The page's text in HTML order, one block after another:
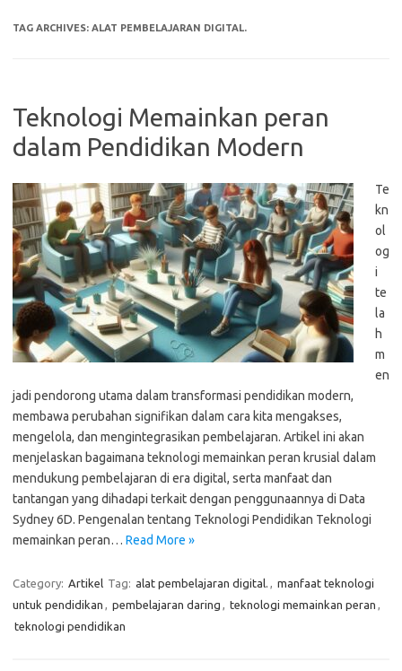
TAG ARCHIVES: ALAT PEMBELAJARAN DIGITAL.
Teknologi Memainkan peran
dalam Pendidikan Modern
Te
kn
ol
og
i
te
la
h
m
en
jadi pendorong utama dalam transformasi pendidikan modern,
membawa perubahan signifikan dalam cara kita mengakses,
mengelola, dan mengintegrasikan pembelajaran. Artikel ini akan
menjelaskan bagaimana teknologi memainkan peran krusial dalam
mendukung pembelajaran di era digital, serta manfaat dan
tantangan yang dihadapi terkait dengan penggunaannya di Data
Sydney 6D. Pengenalan tentang Teknologi Pendidikan Teknologi
memainkan peran… Read More »
Category: Artikel Tag: alat pembelajaran digital. , manfaat teknologi
untuk pendidikan , pembelajaran daring , teknologi memainkan peran ,
teknologi pendidikan